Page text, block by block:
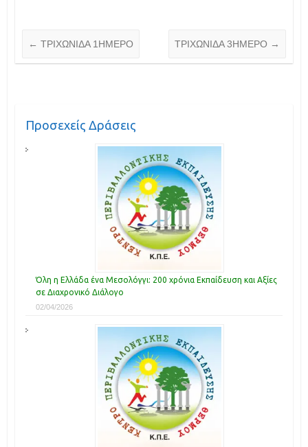
← ΤΡΙΧΩΝΙΔΑ 1ΗΜΕΡΟ ΤΡΙΧΩΝΙΔΑ 3ΗΜΕΡΟ →
Προσεχείς Δράσεις
Όλη η Ελλάδα ένα Μεσολόγγι: 200 χρόνια Εκπαίδευση και Αξίες
σε Διαχρονικό Διάλογο
02/04/2026